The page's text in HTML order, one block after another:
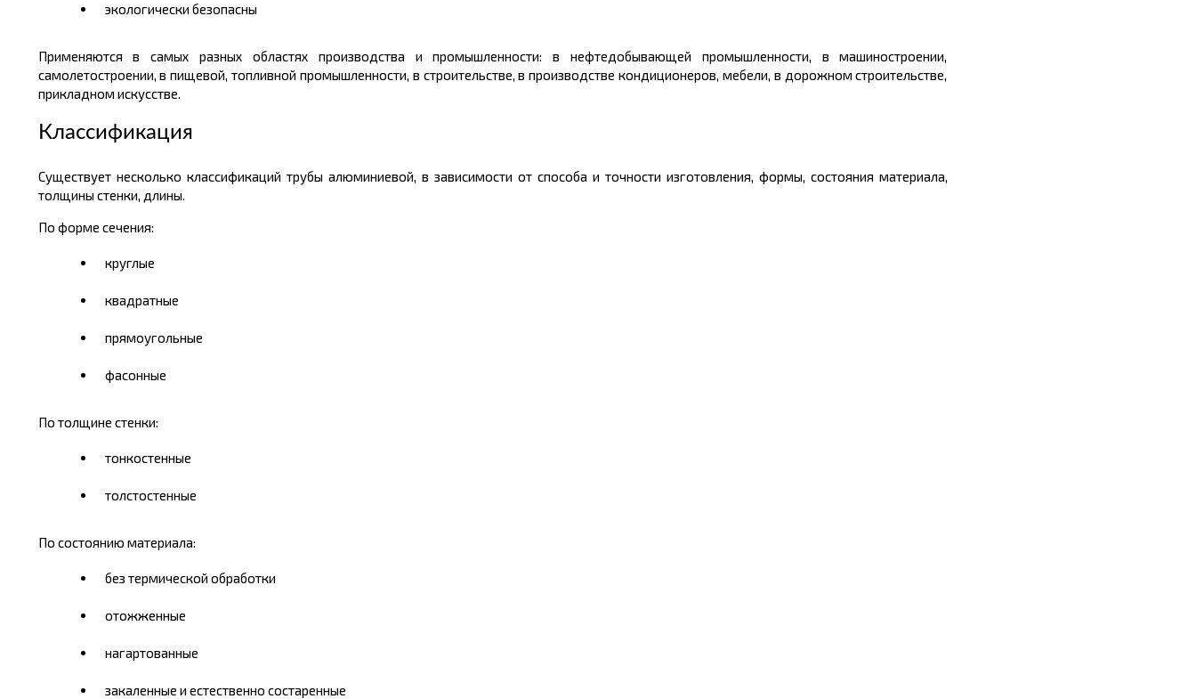
экологически безопасны
Применяются в самых разных областях производства и промышленности: в нефтедобывающей промышленности, в машиностроении,
самолетостроении, в пищевой, топливной промышленности, в строительстве, в производстве кондиционеров, мебели, в дорожном строительстве,
прикладном искусстве.
Классификация
Существует несколько классификаций трубы алюминиевой, в зависимости от способа и точности изготовления, формы, состояния материала,
толщины стенки, длины.
По форме сечения:
круглые
квадратные
прямоугольные
фасонные
По толщине стенки:
тонкостенные
толстостенные
По состоянию материала:
без термической обработки
отожженные
нагартованные
закаленные и естественно состаренные